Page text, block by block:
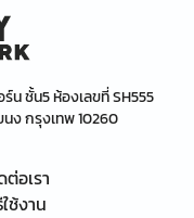
น ชั้น5 ห้องเลขที่ SH555
ง กรุงเทพ 10260
อเรา
ช้งาน